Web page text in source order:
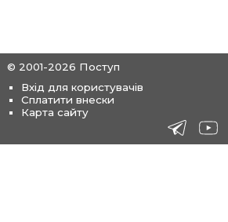
© 2001-2026 Поступ
Вхід для користувачів
Сплатити внески
Карта сайту